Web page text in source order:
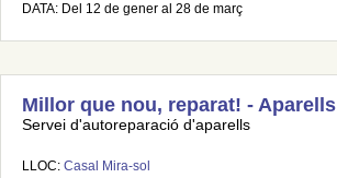
DATA: Del 12 de gener al 28 de març
Millor que nou, reparat! - Aparells
Servei d'autoreparació d'aparells
LLOC: Casal Mira-sol